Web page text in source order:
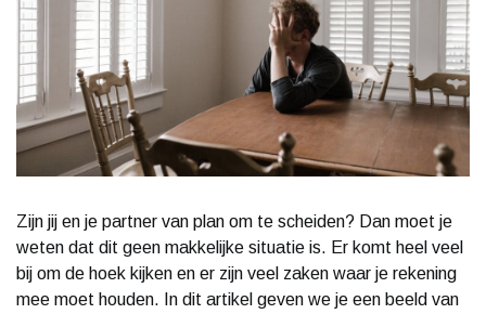
Zijn jij en je partner van plan om te scheiden? Dan moet je
weten dat dit geen makkelijke situatie is. Er komt heel veel
bij om de hoek kijken en er zijn veel zaken waar je rekening
mee moet houden. In dit artikel geven we je een beeld van